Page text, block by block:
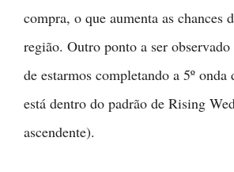
compra, o que aumenta as chances
região. Outro ponto a ser
de estarmos completando a 5º
está dentro do padrão de Rising
ascendente).